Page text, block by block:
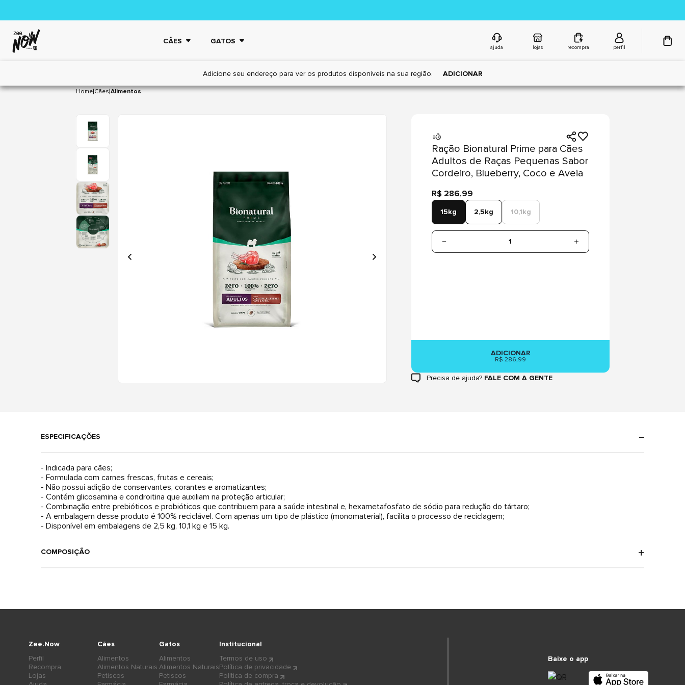
CÃES GATOS
ajuda lojas recompra perfil
Adicione seu endereço para ver os produtos disponíveis na sua região. ADICIONAR
Home|Cães|Alimentos
Ração Bionatural Prime para Cães
Adultos de Raças Pequenas Sabor
Cordeiro, Blueberry, Coco e Aveia
R$ 286,99
15kg 2,5kg 10,1kg
1
ADICIONAR
R$ 286,99
Precisa de ajuda? FALE COM A GENTE
ESPECIFICAÇÕES
- Indicada para cães;
- Formulada com carnes frescas, frutas e cereais;
- Não possui adição de conservantes, corantes e aromatizantes;
- Contém glicosamina e condroitina que auxiliam na proteção articular;
- Combinação entre prebióticos e probióticos que contribuem para a saúde intestinal e, hexametafosfato de sódio para redução do tártaro;
- A embalagem desse produto é 100% reciclável. Com apenas um tipo de plástico (monomaterial), facilita o processo de reciclagem;
- Disponível em embalagens de 2,5 kg, 10,1 kg e 15 kg.
COMPOSIÇÃO
Cães
Alimentos
Alimentos Naturais
Petiscos
Gatos
Alimentos
Alimentos Naturais
Petiscos
Zee.Now
Perfil
Recompra
Lojas
Institucional
Termos de uso
Política de privacidade
Política de compra
Baixe o app